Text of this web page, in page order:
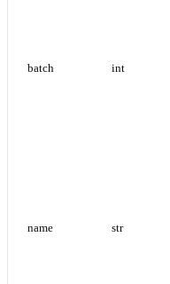
batch int
name str